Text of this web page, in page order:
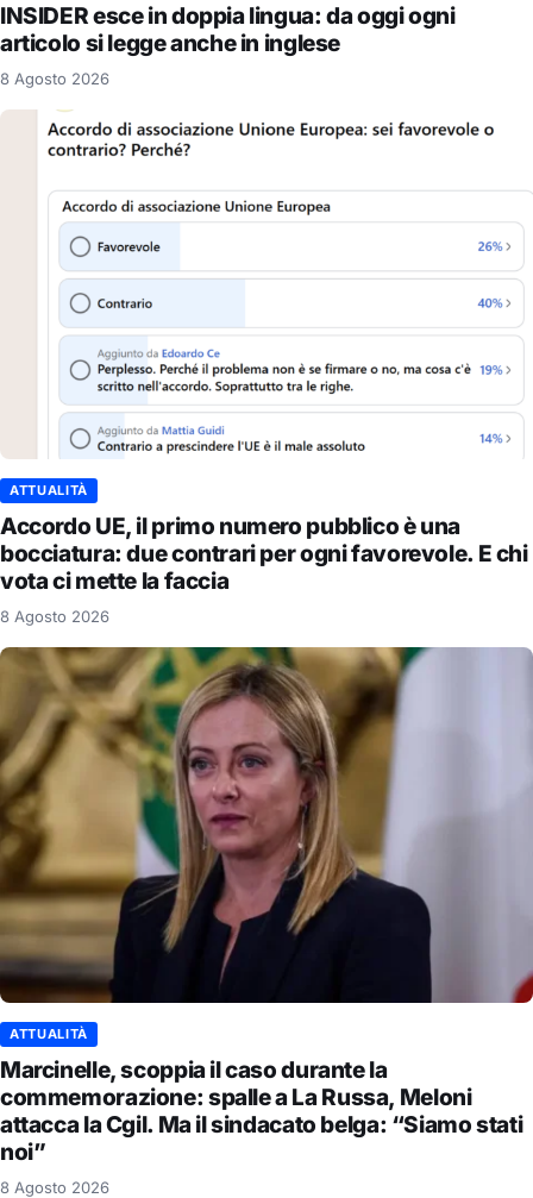
INSIDER esce in doppia lingua: da oggi ogni
articolo si legge anche in inglese
8 Agosto 2026
ATTUALITÀ
Accordo UE, il primo numero pubblico è una
bocciatura: due contrari per ogni favorevole. E chi
vota ci mette la faccia
8 Agosto 2026
ATTUALITÀ
Marcinelle, scoppia il caso durante la
commemorazione: spalle a La Russa, Meloni
attacca la Cgil. Ma il sindacato belga: “Siamo stati
noi”
8 Agosto 2026